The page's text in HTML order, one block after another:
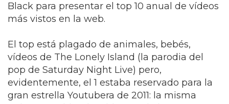
Black para presentar el top 10 anual de vídeos
más vistos en la web.
El top está plagado de animales, bebés,
vídeos de The Lonely Island (la parodia del
pop de Saturday Night Live) pero,
evidentemente, el 1 estaba reservado para la
gran estrella Youtubera de 2011: la misma